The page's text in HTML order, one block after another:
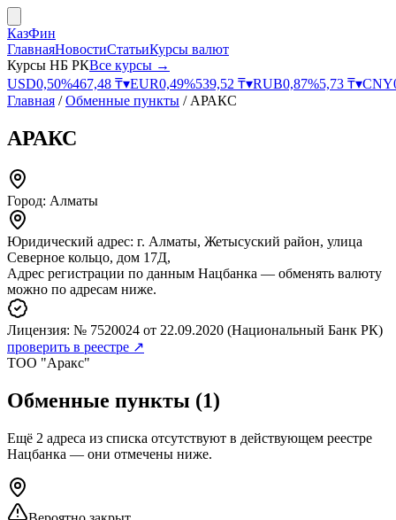
КазФин
ГлавнаяНовостиСтатьиКурсы валют
Курсы НБ РКВсе курсы →
USD0,50%467,48 ₸▾EUR0,49%539,52 ₸▾RUB0,87%5,73 ₸▾CNY
Главная /Обменные пункты / АРАКС
АРАКС
Город: Алматы
Юридический адрес: г. Алматы, Жетысуский район, улица
Северное кольцо, дом 17Д,
Адрес регистрации по данным Нацбанка — обменять валюту
можно по адресам ниже.
Лицензия: № 7520024 от 22.09.2020 (Национальный Банк РК)
проверить в реестре ↗
ТОО "Аракс"
Обменные пункты (1)
Ещё 2 адреса из списка отсутствуют в действующем реестре
Нацбанка — они отмечены ниже.